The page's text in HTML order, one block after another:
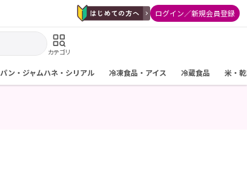
ログイン／新規会員登録
カテゴリ
パン・ジャムハネ・シリアル 冷凍食品・アイス 冷蔵食品 米・